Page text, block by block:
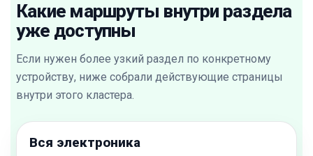
Какие маршруты внутри раздела
уже доступны
Если нужен более узкий раздел по конкретному
устройству, ниже собрали действующие страницы
внутри этого кластера.
Вся электроника